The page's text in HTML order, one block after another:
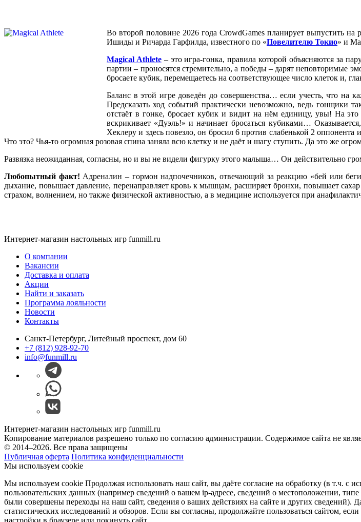
Во второй половине 2026 года CrowdGames планирует выпустить на
Ишиды и Ричарда Гарфилда, известного по «Повелителю Токио» и
Magical Athlete– это игра-гонка, правила которой объясняются за
партии – проносятся стремительно, а победы – дарят неповторимые
бросаете кубик, перемещаетесь на соответствующее число клеток и,
Баланс в этой игре доведён до совершенства… если учесть, что
Предсказать ход событий практически невозможно, ведь гонщики
отстаёт в гонке, бросает кубик и видит на нём единицу, увы! На
вскрикивает «Дуэль!» и начинает бросаться кубиками…
Хеклеру и здесь повезло, он бросил 6 против слабенькой 2
Что это? Чья-то огромная розовая спина заняла всю клетку и не даёт и шагу ступить. Да это же
Развязка неожиданная, согласны, но и вы не видели фигурку этого малыша… Он действительно
Любопытный факт! Адреналин – гормон надпочечников, отвечающий за реакцию «бей или
дыхание, повышает давление, перенаправляет кровь к мышцам, расширяет бронхи, повышает
страхом, волнением, но также физической активностью, а в медицине используется при
Интернет-магазин настольных игр funmill.ru
О компании
Вакансии
Доставка и оплата
Акции
Найти и заказать
Программа лояльности
Новости
Контакты
Санкт-Петербург, Литейный проспект, дом 60
+7 (812) 928-92-70
info@funmill.ru
Интернет-магазин настольных игр funmill.ru
Копирование материалов разрешено только по согласию администрации. Содержимое сайта не
© 2014–2026. Все права защищены
Публичная оферта Политика конфиденциальности
Мы используем cookie
Мы используем cookie Продолжая использовать наш cайт, вы даёте согласие на обработку (в т.ч. с
пользовательских данных (например сведений о вашем ip-адресе, сведений о местоположении,
были совершены переходы на наш сайт, сведения о ваших действиях на сайте и других сведений).
статистических исследований и обзоров. Если вы согласны, продолжайте пользоваться сайтом,
настройки в браузере или покинуть сайт.